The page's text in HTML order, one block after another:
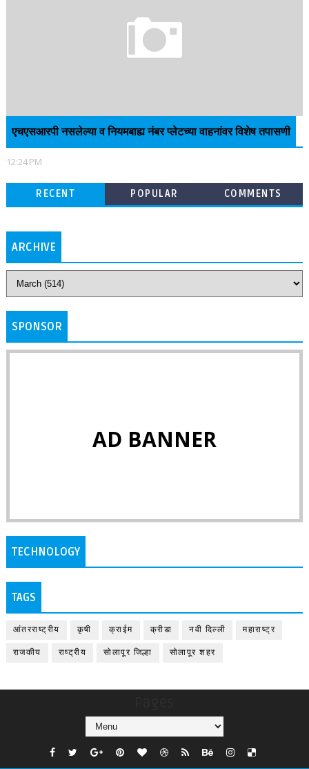
एचएसआरपी नसलेल्या व नियमबाह्य नंबर प्लेटच्या वाहनांवर विशेष तपासणी
12:24 PM
RECENT POPULAR COMMENTS
ARCHIVE
SPONSOR
AD BANNER
TECHNOLOGY
TAGS
आंतरराष्ट्रीय कृषी क्राईम क्रीडा नवी दिल्ली महाराष्ट्र
राजकीय राष्ट्रीय सोलापूर जिल्हा सोलापूर शहर